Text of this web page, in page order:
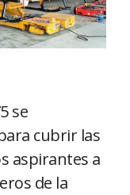
se
cubrir las
aspirantes a
de la